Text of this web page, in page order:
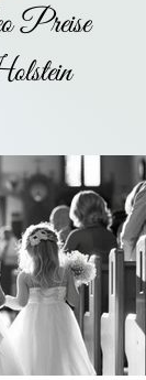
Preise